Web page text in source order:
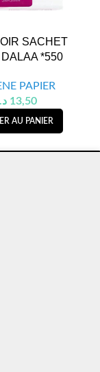
SACHET
*550
PAPIER
13,50
AU PANIER